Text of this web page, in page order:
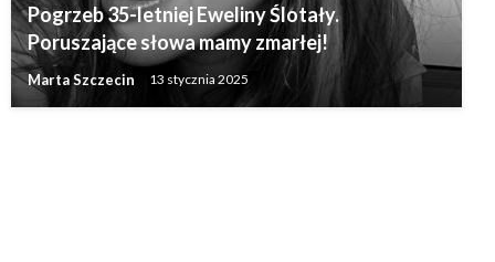
Pogrzeb 35-letniej Eweliny Ślotały.
Poruszające słowa mamy zmarłej!
Marta Szczecin 13 stycznia 2025